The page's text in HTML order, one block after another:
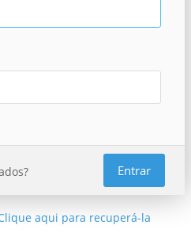
Entrar
aqui para recuperá-la